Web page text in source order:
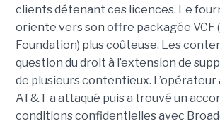
clients détenant ces licences. Le
oriente vers son offre packagée VCF
Foundation) plus coûteuse. Les
question du droit à l’extension de
de plusieurs contentieux. L’opérateur
AT&T a attaqué puis a trouvé un
conditions confidentielles avec